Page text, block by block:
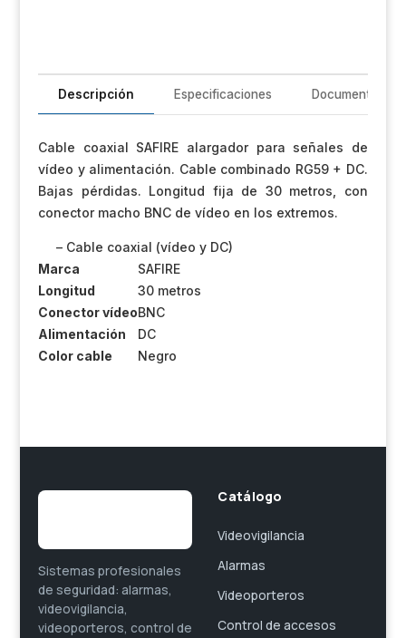
metros
Vídeo
Alimentación
-
Bajas
pérdidas
cantidad
Descripción Especificaciones Documentación
Cable coaxial SAFIRE alargador para señales de
vídeo y alimentación. Cable combinado RG59 + DC.
Bajas pérdidas. Longitud fija de 30 metros, con
conector macho BNC de vídeo en los extremos.
– Cable coaxial (vídeo y DC)
Marca
SAFIRE
Longitud
30 metros
Conector vídeoBNC
Alimentación
DC
Color cable
Negro
Sistemas profesionales
de seguridad: alarmas,
videovigilancia,
videoporteros, control de
Catálogo
Videovigilancia
Alarmas
Videoporteros
Control de accesos